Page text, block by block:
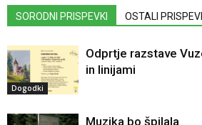
SORODNI PRISPEVKI OSTALI
Dogodki
Odprtje razstave
in linijami
Muzika bo špilala